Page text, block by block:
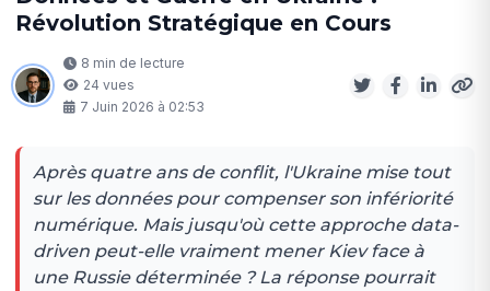
Révolution Stratégique en Cours
8 min de lecture
24 vues
7 Juin 2026 à 02:53
Après quatre ans de conflit, l'Ukraine mise tout
sur les données pour compenser son infériorité
numérique. Mais jusqu'où cette approche data-
driven peut-elle vraiment mener Kiev face à
une Russie déterminée ? La réponse pourrait